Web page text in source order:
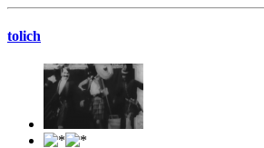
tolich